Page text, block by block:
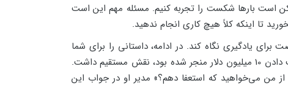
است بارها شکست را تجربه کنیم. مسئله مهم این است
تا اینکه کلاً هیچ کاری انجام ندهید.
یادگیری نگاه کند. در ادامه، داستانی را برای شما
عنوان خواهیم کرد که به خوبی منظور این عبارت را شفاف می‌کند. یک کارمند آتیه دار در شرکت IBM در اقدامی که به از دست دادن 10 میلیون دلار منجر شده بود، نقش مستقیم داشت.
از من می‌خواهید که استعفا دهم؟» مدیر او در جواب این